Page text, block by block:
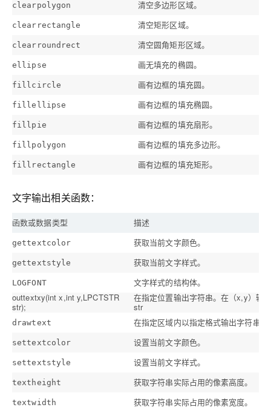
clearpolygon 清空多边形区域。
clearrectangle 清空矩形区域。
clearroundrect 清空圆角矩形区域。
ellipse 画无填充的椭圆。
fillcircle 画有边框的填充圆。
fillellipse 画有边框的填充椭圆。
fillpie 画有边框的填充扇形。
fillpolygon 画有边框的填充多边形。
fillrectangle 画有边框的填充矩形。
文字输出相关函数：
函数或数据类型 描述
gettextcolor 获取当前文字颜色。
gettextstyle 获取当前文字样式。
LOGFONT
文字样式的结构体。
outtextxy(int x,int y,LPCTSTR
str);
在指定位置输出字符串。在（x,y）输
str
drawtext 在指定区域内以指定格式输出字符串。
settextcolor 设置当前文字颜色。
settextstyle 设置当前文字样式。
textheight 获取字符串实际占用的像素高度。
textwidth 获取字符串实际占用的像素宽度。